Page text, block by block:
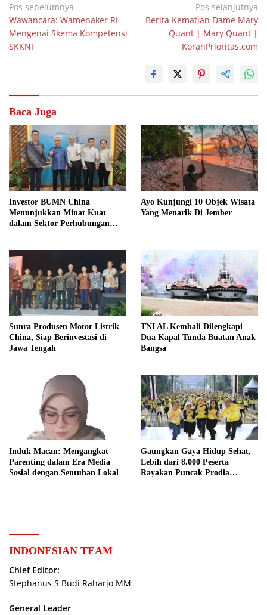
Navigasi
pos
Pos sebelumnya
Wawancara: Wamenaker RI
Mengenai Skema Kompetensi
SKKNI
Pos selanjutnya
Berita Kematian Dame Mary
Quant | Mary Quant |
KoranPrioritas.com
Baca Juga
Investor BUMN China
Menunjukkan Minat Kuat
dalam Sektor Perhubungan
Ayo Kunjungi 10 Objek Wisata
Yang Menarik Di Jember
Sunra Produsen Motor Listrik
China, Siap Berinvestasi di
Jawa Tengah
TNI AL Kembali Dilengkapi
Dua Kapal Tunda Buatan Anak
Bangsa
Induk Macan: Mengangkat
Parenting dalam Era Media
Sosial dengan Sentuhan Lokal
Gaungkan Gaya Hidup Sehat,
Lebih dari 8.000 Peserta
Rayakan Puncak Prodia
INDONESIAN TEAM
Chief Editor:
Stephanus S Budi Raharjo MM
General Leader